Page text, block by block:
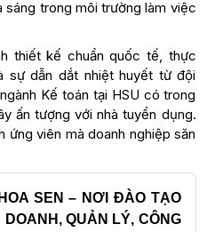
sáng trong môi trường làm việc
thiết kế chuẩn quốc tế, thực
sự dẫn dắt nhiệt huyết từ đội
Kế toán tại HSU có trong
ấn tượng với nhà tuyển dụng.
ứng viên mà doanh nghiệp săn
SEN – NƠI ĐÀO TẠO
QUẢN LÝ, CÔNG